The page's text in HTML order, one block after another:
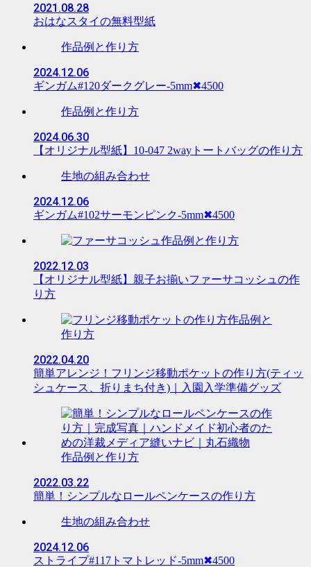
2021.08.28
おはなスタイの無料型紙
作品例と作り方
2024.12.06
ギンガム#120ダークグレー-5mm✖︎4500
作品例と作り方
2024.06.30
【オリジナル型紙】10-047 2wayトートバッグの作り方
生地の組み合わせ
2024.12.06
ギンガム#102サーモンピンク-5mm✖︎4500
作品例と作り方
2022.12.03
【オリジナル型紙】親子お揃いファーサコッシュの作
り方
作品例と
作り方
2022.04.20
簡単アレンジ！フリンジ移動ポケットの作り方(ティッ
シュケース、折りまち付き)｜入園入学準備グッズ
作品例と作り方
2022.03.22
簡単！シンプルなロールペンケースの作り方
生地の組み合わせ
2024.12.06
ストライプ#117トマトレッド-5mm✖︎4500